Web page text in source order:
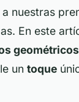
nuestras
En este
geométricos
un toque